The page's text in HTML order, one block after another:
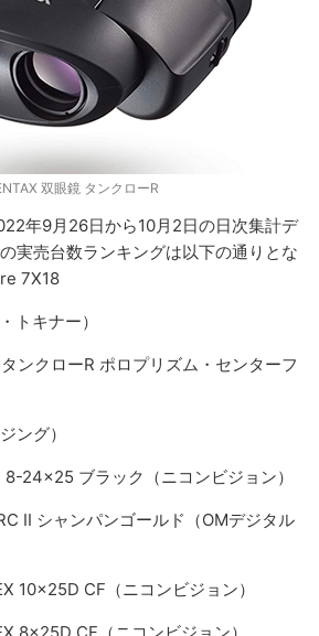
双眼鏡 タンクローR
年9月26日から10月2日の日次集計デ
実売台数ランキングは以下の通りとな
7X18
トキナー）
ンクローR ポロプリズム・センターフ
ング）
ブラック（ニコンビジョン）
II シャンパンゴールド（OMデジタル
10x25D CF（ニコンビジョン）